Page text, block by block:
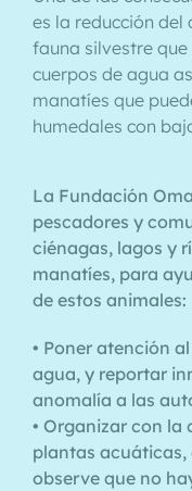
es la reducción del
fauna silvestre
cuerpos de agua
manatíes que
humedales con
La Fundación
pescadores y
ciénagas, lagos y
manatíes, para
de estos animales:
• Poner atención
agua, y reportar
anomalía a las
• Organizar con
plantas acuáticas,
observe que no